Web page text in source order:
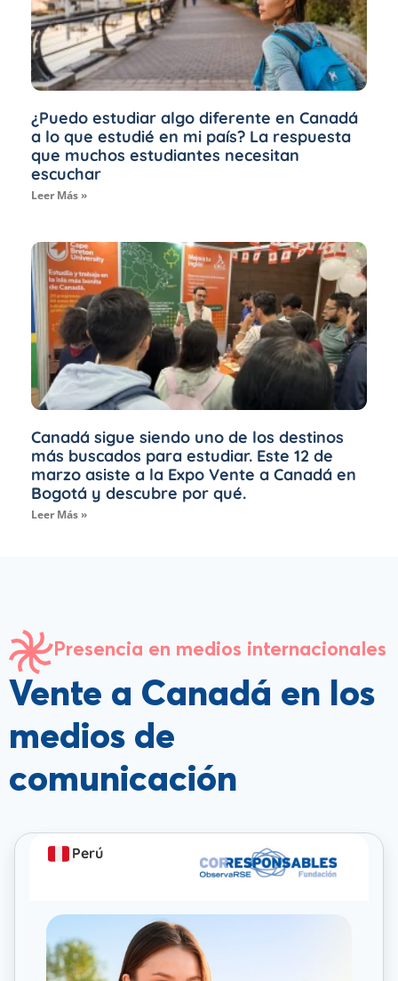
¿Puedo estudiar algo diferente en Canadá
a lo que estudié en mi país? La respuesta
que muchos estudiantes necesitan
escuchar
Leer Más »
Canadá sigue siendo uno de los destinos
más buscados para estudiar. Este 12 de
marzo asiste a la Expo Vente a Canadá en
Bogotá y descubre por qué.
Leer Más »
Presencia en medios internacionales
Vente a Canadá en los
medios de
comunicación
Perú